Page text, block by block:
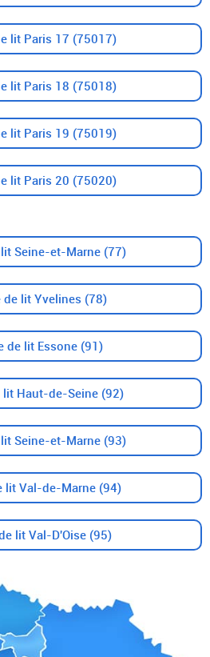
lit Paris 17 (75017)
lit Paris 18 (75018)
lit Paris 19 (75019)
lit Paris 20 (75020)
Seine-et-Marne (77)
de lit Yvelines (78)
de lit Essone (91)
lit Haut-de-Seine (92)
Seine-et-Marne (93)
lit Val-de-Marne (94)
lit Val-D'Oise (95)